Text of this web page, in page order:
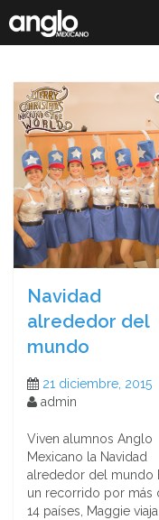
contenido
Navidad
alrededor del
mundo
21 diciembre, 2015
admin
Viven alumnos Anglo
Mexicano la Navidad
alrededor del mundo
un recorrido por más
14 países, Maggie